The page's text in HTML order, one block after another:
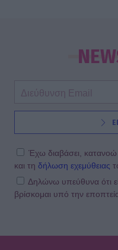
Αποθεώθηκε η
Μαγνήτισε τα
SHOWBIZ
Γαστρονομικό
απολαμβάνει τις
SHOWBIZ
Έχω διαβάσει, κατανοώ
και τη δήλωση εχεμύθειας
Δηλώνω υπεύθυνα ότι
βρίσκομαι υπό την